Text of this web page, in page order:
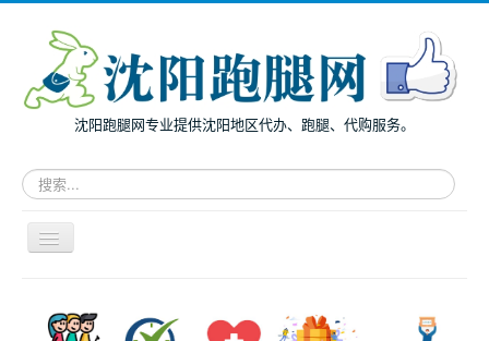
沈阳跑腿网专业提供沈阳地区代办、跑腿、代购服务。
请
输
键
导
航
面向个人